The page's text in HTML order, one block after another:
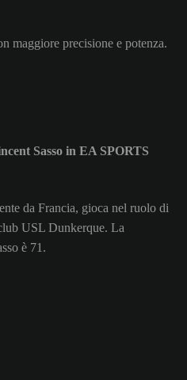
maggiore precisione e potenza.
Sasso in EA SPORTS
da Francia, gioca nel ruolo di
USL Dunkerque. La
è 71.